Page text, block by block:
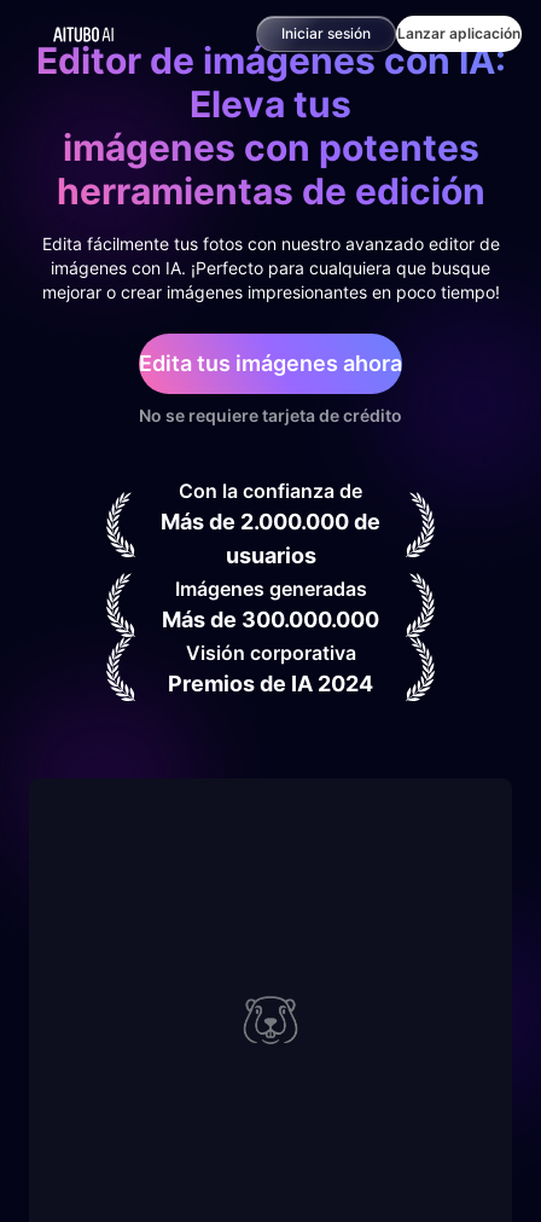
Iniciar sesión Lanzar aplicación
Editor de imágenes con IA:
Eleva tus
imágenes con potentes
herramientas de edición
Edita fácilmente tus fotos con nuestro avanzado editor de
imágenes con IA. ¡Perfecto para cualquiera que busque
mejorar o crear imágenes impresionantes en poco tiempo!
Edita tus imágenes ahora
No se requiere tarjeta de crédito
Con la confianza de
Más de 2.000.000 de
usuarios
Imágenes generadas
Más de 300.000.000
Visión corporativa
Premios de IA 2024